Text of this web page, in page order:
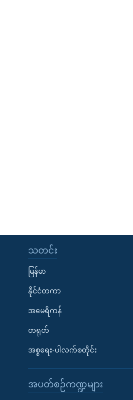
သတင်း
မြန်မာ
နိုင်ငံတကာ
အမေရိကန်
တရုတ်
အစ္စရေး-ပါလက်စတိုင်း
အပတ်စဉ်ကဏ္ဍများ